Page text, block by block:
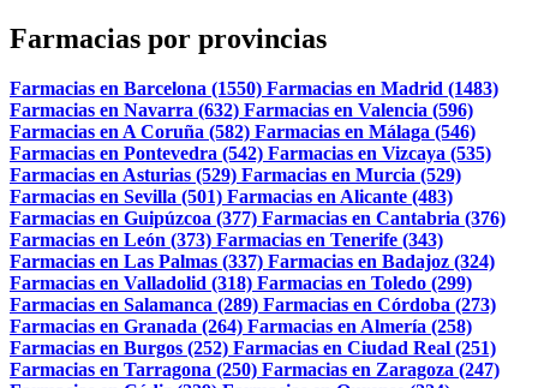
Farmacias por provincias
Farmacias en Barcelona (1550) Farmacias en Madrid (1483)
Farmacias en Navarra (632) Farmacias en Valencia (596)
Farmacias en A Coruña (582) Farmacias en Málaga (546)
Farmacias en Pontevedra (542) Farmacias en Vizcaya (535)
Farmacias en Asturias (529) Farmacias en Murcia (529)
Farmacias en Sevilla (501) Farmacias en Alicante (483)
Farmacias en Guipúzcoa (377) Farmacias en Cantabria (376)
Farmacias en León (373) Farmacias en Tenerife (343)
Farmacias en Las Palmas (337) Farmacias en Badajoz (324)
Farmacias en Valladolid (318) Farmacias en Toledo (299)
Farmacias en Salamanca (289) Farmacias en Córdoba (273)
Farmacias en Granada (264) Farmacias en Almería (258)
Farmacias en Burgos (252) Farmacias en Ciudad Real (251)
Farmacias en Tarragona (250) Farmacias en Zaragoza (247)